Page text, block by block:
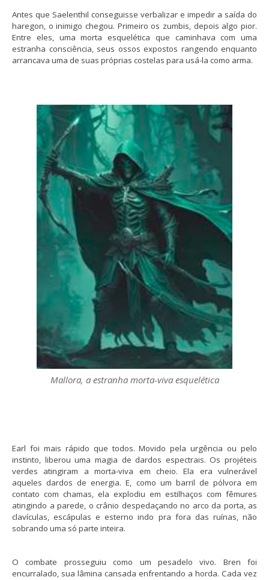
Antes que Saelenthil conseguisse verbalizar e impedir a saída do
haregon, o inimigo chegou. Primeiro os zumbis, depois algo pior.
Entre eles, uma morta esquelética que caminhava com uma
estranha consciência, seus ossos expostos rangendo enquanto
arrancava uma de suas próprias costelas para usá-la como arma.
Mallora, a estranha morta-viva esquelética
Earl foi mais rápido que todos. Movido pela urgência ou pelo
instinto, liberou uma magia de dardos espectrais. Os projéteis
verdes atingiram a morta-viva em cheio. Ela era vulnerável
aqueles dardos de energia. E, como um barril de pólvora em
contato com chamas, ela explodiu em estilhaços com fêmures
atingindo a parede, o crânio despedaçando no arco da porta, as
clavículas, escápulas e esterno indo pra fora das ruínas, não
sobrando uma só parte inteira.
O combate prosseguiu como um pesadelo vivo. Bren foi
encurralado, sua lâmina cansada enfrentando a horda. Cada vez